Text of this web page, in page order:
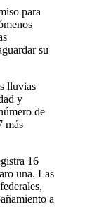
para
su
lluvias
y
de
más
16
una. Las
a